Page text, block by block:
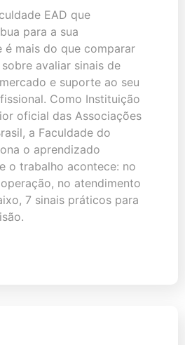
EAD que
para a sua
é mais do que comparar
avaliar sinais de
e suporte ao seu
Como Instituição
oficial das Associações
a Faculdade do
o aprendizado
o trabalho acontece: no
no atendimento
7 sinais práticos para